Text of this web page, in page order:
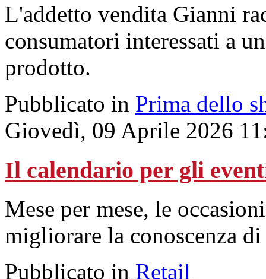
L'addetto vendita Gianni
consumatori interessati a
prodotto.
Pubblicato in Prima dello
Giovedì, 09 Aprile 2026
Il calendario per gli
Mese per mese, le
migliorare la conoscenza
Pubblicato in Retail